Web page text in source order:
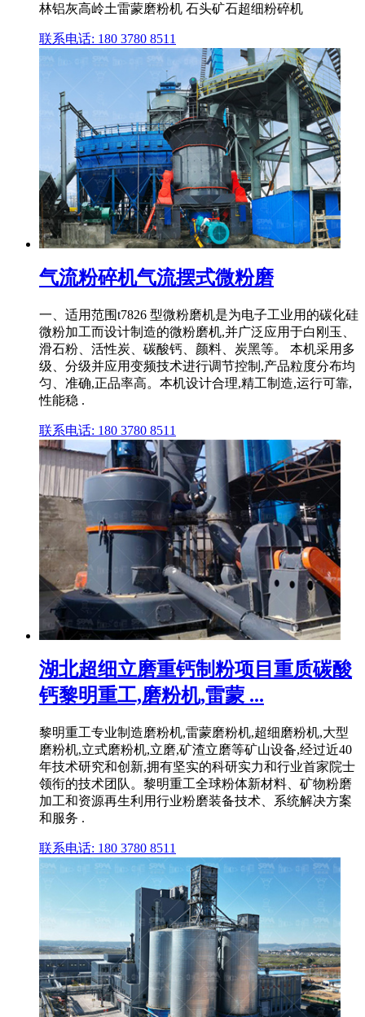
林铝灰高岭土雷蒙磨粉机 石头矿石超细粉碎机
联系电话: 180 3780 8511
气流粉碎机气流摆式微粉磨
一、适用范围t7826 型微粉磨机是为电子工业用的碳化硅
微粉加工而设计制造的微粉磨机,并广泛应用于白刚玉、
滑石粉、活性炭、碳酸钙、颜料、炭黑等。 本机采用多
级、分级并应用变频技术进行调节控制,产品粒度分布均
匀、准确,正品率高。本机设计合理,精工制造,运行可靠,
性能稳 .
联系电话: 180 3780 8511
湖北超细立磨重钙制粉项目重质碳酸
钙黎明重工,磨粉机,雷蒙 ...
黎明重工专业制造磨粉机,雷蒙磨粉机,超细磨粉机,大型
磨粉机,立式磨粉机,立磨,矿渣立磨等矿山设备,经过近40
年技术研究和创新,拥有坚实的科研实力和行业首家院士
领衔的技术团队。黎明重工全球粉体新材料、矿物粉磨
加工和资源再生利用行业粉磨装备技术、系统解决方案
和服务 .
联系电话: 180 3780 8511